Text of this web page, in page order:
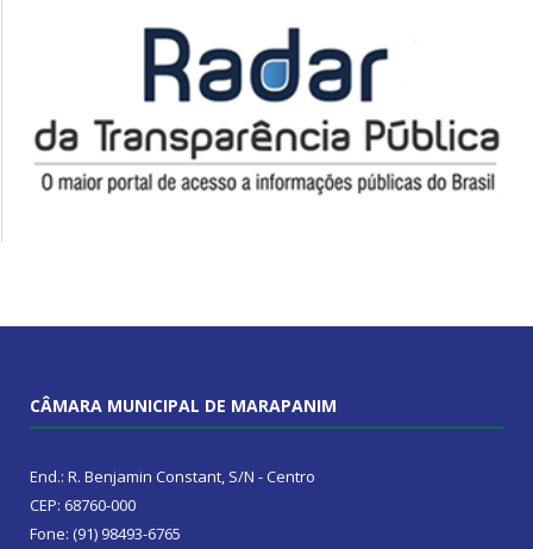
CÂMARA MUNICIPAL DE MARAPANIM
End.: R. Benjamin Constant, S/N - Centro
CEP: 68760-000
Fone: (91) 98493-6765